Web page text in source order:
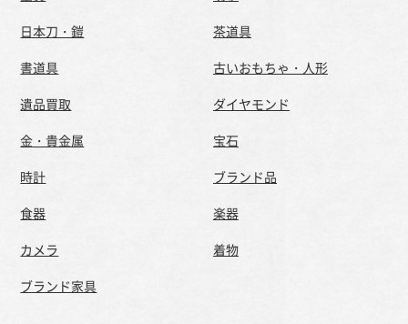
日本刀・鎧
茶道具
書道具
古いおもちゃ・人形
遺品買取
ダイヤモンド
金・貴金属
宝石
時計
ブランド品
食器
楽器
カメラ
着物
ブランド家具